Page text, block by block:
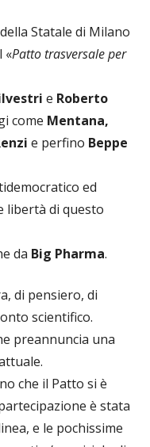
Statale di Milano
«Patto trasversale per
e Roberto
come Mentana,
e perfino Beppe
ed
libertà di questo
da Big Pharma.
di pensiero, di
scientifico.
preannuncia una
che il Patto si è
è stata
e le pochissime